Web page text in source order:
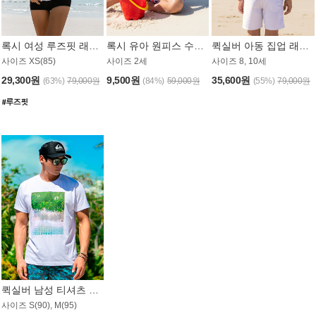
사이즈 XS(85)
29,300원 (63%) 79,000원
사이즈 2세
9,500원 (84%) 59,000원
사이즈 8, 10세
35,600원 (55%) 79,000원
퀵실버 남성 티셔츠 MST357WQS
사이즈 S(90), M(95)